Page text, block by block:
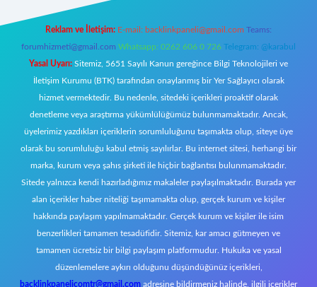
Reklam ve İletişim: E-mail: backlinkpaneli@gmail.com Teams:
forumhizmeti@gmail.com Whatsapp: 0262 606 0 726 Telegram: @karabul
Yasal Uyarı: Sitemiz, 5651 Sayılı Kanun gereğince Bilgi Teknolojileri ve
İletişim Kurumu (BTK) tarafından onaylanmış bir Yer Sağlayıcı olarak
hizmet vermektedir. Bu nedenle, sitedeki içerikleri proaktif olarak
denetleme veya araştırma yükümlülüğümüz bulunmamaktadır. Ancak,
üyelerimiz yazdıkları içeriklerin sorumluluğunu taşımakta olup, siteye üye
olarak bu sorumluluğu kabul etmiş sayılırlar. Bu internet sitesi, herhangi bir
marka, kurum veya şahıs şirketi ile hiçbir bağlantısı bulunmamaktadır.
Sitede yalnızca kendi hazırladığımız makaleler paylaşılmaktadır. Burada yer
alan içerikler haber niteliği taşımamakta olup, gerçek kurum ve kişiler
hakkında paylaşım yapılmamaktadır. Gerçek kurum ve kişiler ile isim
benzerlikleri tamamen tesadüfidir. Sitemiz, kar amacı gütmeyen ve
tamamen ücretsiz bir bilgi paylaşım platformudur. Hukuka ve yasal
düzenlemelere aykırı olduğunu düşündüğünüz içerikleri,
backlinkpanelicomtr@gmail.com adresine bildirmeniz halinde, ilgili içerikler